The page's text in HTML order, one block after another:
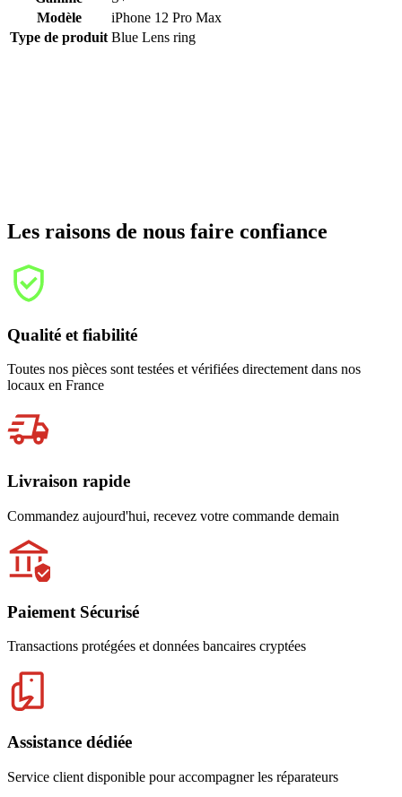
Modèle
iPhone 12 Pro Max
Type de produit Blue Lens ring
Les raisons de nous faire confiance
Qualité et fiabilité
Toutes nos pièces sont testées et vérifiées directement dans nos
locaux en France
Livraison rapide
Commandez aujourd'hui, recevez votre commande demain
Paiement Sécurisé
Transactions protégées et données bancaires cryptées
Assistance dédiée
Service client disponible pour accompagner les réparateurs